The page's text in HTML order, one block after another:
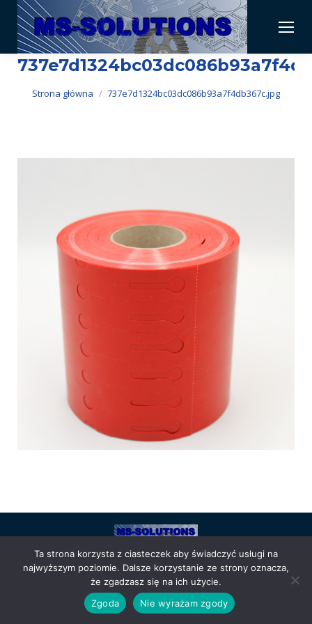
Jesteś tutaj:
Strona główna 737e7d1324bc03dc086b93a7f4db367c.jpg
Powered byAnetpol.pl| © MS-Solutions 2025
Logowanie / rejestracja
Polityka prywatności
Regulamin
sklepu
Cennik wysyłek
Ta strona korzysta z ciasteczek aby świadczyć usługi na
najwyższym poziomie. Dalsze korzystanie ze strony oznacza,
że zgadzasz się na ich użycie.
Zgoda
Nie wyrażam zgody